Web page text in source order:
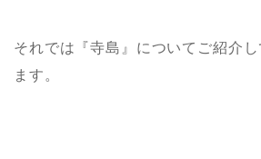
それでは『寺島』についてご紹介
ます。